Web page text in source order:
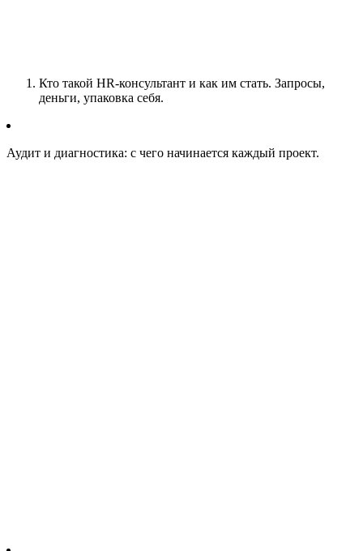
Кто такой HR-консультант и как им стать. Запросы,
деньги, упаковка себя.
Аудит и диагностика: с чего начинается каждый проект.